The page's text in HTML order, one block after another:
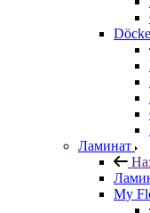
Ламинат
My